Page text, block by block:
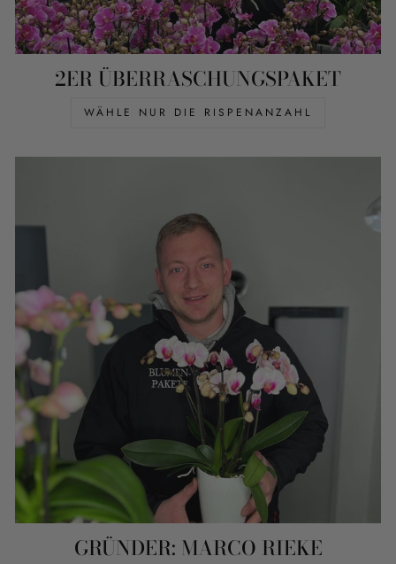
2ER ÜBERRASCHUNGSPAKET
WÄHLE NUR DIE RISPENANZAHL
GRÜNDER: MARCO RIEKE